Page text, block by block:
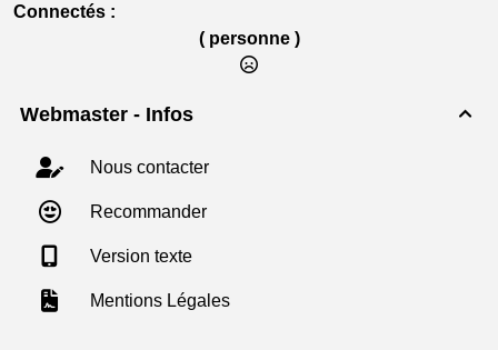
Connectés :
( personne )

Webmaster - Infos
Nous contacter
Recommander
Version texte
Mentions Légales